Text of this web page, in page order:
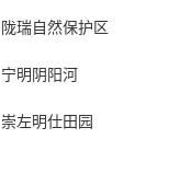
陇瑞自然保护区
宁明阴阳河
崇左明仕田园